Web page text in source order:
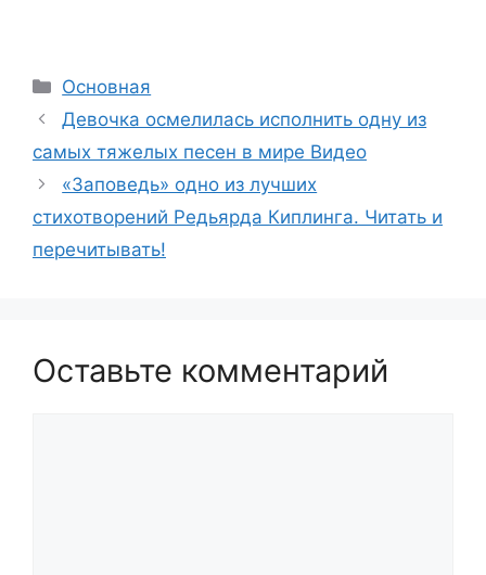
Рубрики
Основная
Девочка осмелилась исполнить одну из
самых тяжелых песен в мире Видео
«Заповедь» одно из лучших
стихотворений Редьярда Киплинга. Читать и
перечитывать!
Оставьте комментарий